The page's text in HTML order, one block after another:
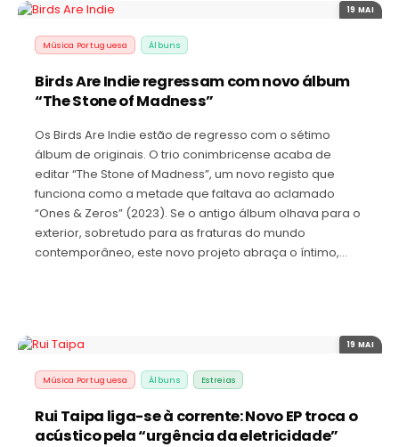
19 MAI
Música Portuguesa Álbuns
Birds Are Indie regressam com novo álbum
“The Stone of Madness”
Os Birds Are Indie estão de regresso com o sétimo
álbum de originais. O trio conimbricense acaba de
editar “The Stone of Madness”, um novo registo que
funciona como a metade que faltava ao aclamado
“Ones & Zeros” (2023). Se o antigo álbum olhava para o
exterior, sobretudo para as fraturas do mundo
contemporâneo, este novo projeto abraça o íntimo,…
19 MAI
Música Portuguesa Álbuns Estreias
Rui Taipa liga-se à corrente: Novo EP troca o
acústico pela “urgência da eletricidade”